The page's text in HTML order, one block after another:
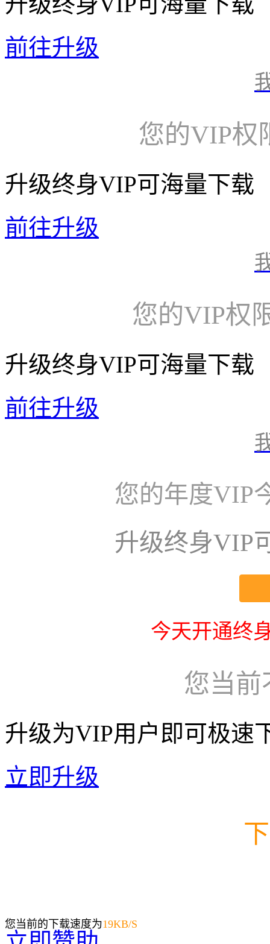
前往升级
您的VIP权
升级终身VIP可海量下载
前往升级
您的VIP权
升级终身VIP可海量下载
前往升级
您的年度VIP
升级终身VIP
今天开通终
您当前
升级为VIP用户即可极速
立即升级
您当前的下载速度为19KB/S